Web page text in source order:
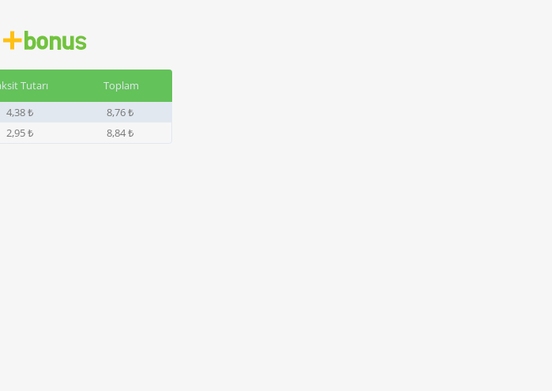
Tutarı
Toplam
4,38 ₺
8,76 ₺
2,95 ₺ 8,84 ₺